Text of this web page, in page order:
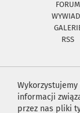
FORUM
RSS
informacji
przez nas pliki